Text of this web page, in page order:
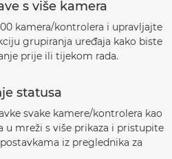
s više kamera
kamera/kontrolera i upravljajte
grupiranja uređaja kako biste
prije ili tijekom rada.
statusa
svake kamere/kontrolera kao
u mreži s više prikaza i pristupite
iz preglednika za